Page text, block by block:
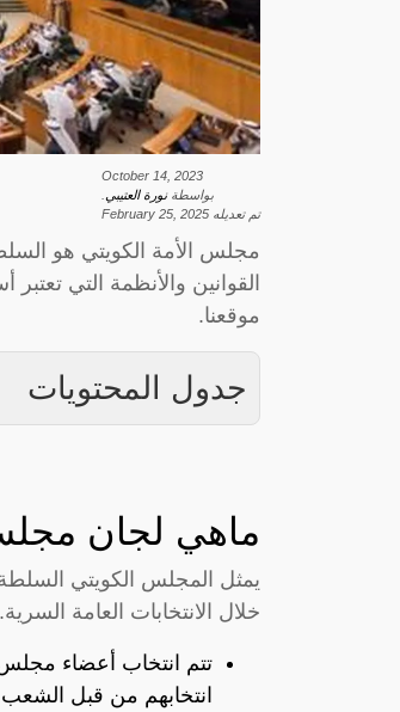
October 14, 2023
بواسطةنورة العتيبي
تم تعديله February 25, 2025
مجلس الأمة الكويتي هو
القوانين والأنظمة التي
موقعنا.
جدول المحتويات
ماهي لجان
خلال الانتخابات العامة السرية.
تتم انتخاب أعضاء مجلس
انتخابهم من قبل